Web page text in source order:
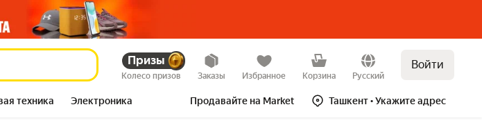
Призы
Колесо призов Заказы Избранное Корзина Русский
Войти
техника Электроника Продавайте на Market Ташкент• Укажите адрес